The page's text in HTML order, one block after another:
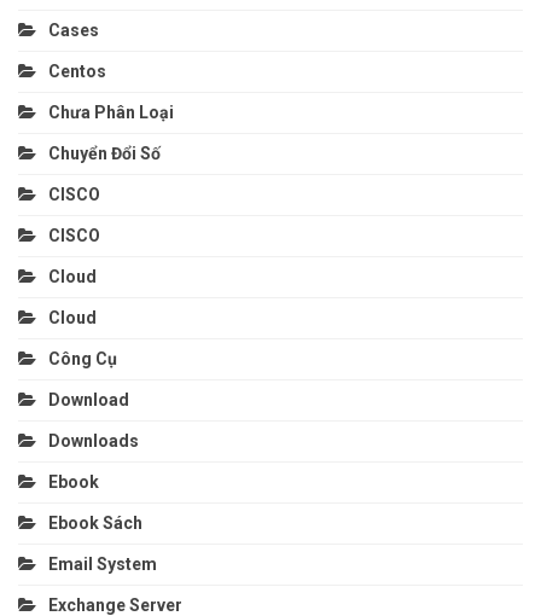
Cases
Centos
Chưa Phân Loại
Chuyển Đổi Số
CISCO
CISCO
Cloud
Cloud
Công Cụ
Download
Downloads
Ebook
Ebook Sách
Email System
Exchange Server